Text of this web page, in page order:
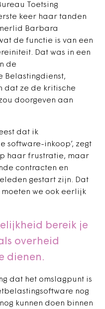
Toetsing
keer haar tanden
Barbara
de functie is van een
Dat was in een
de
Belastingdienst,
dat ze de kritische
doorgeven aan
dat ik
software-inkoop’, zegt
haar frustratie, maar
contracten en
gestart zijn. Dat
we ook eerlijk
bereik je
overheid
dienen.
dat het omslagpunt is
nog
kunnen doen binnen